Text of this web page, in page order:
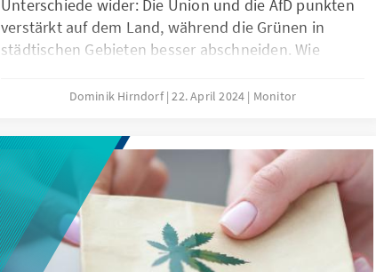
Unterschiede wider: Die Union und die AfD punkten
verstärkt auf dem Land, während die Grünen in
städtischen Gebieten besser abschneiden. Wie
zeigt anhand von repräsentativen Umfragedaten,
Parteisympathien und leichte Differenzen in den
politischen Einstellungen eine Erklärung für den
unterschiedlichen Wahlerfolg der Parteien nach
Stadt-Land bieten könnten.
Dominik Hirndorf 22. April 2024 Monitor